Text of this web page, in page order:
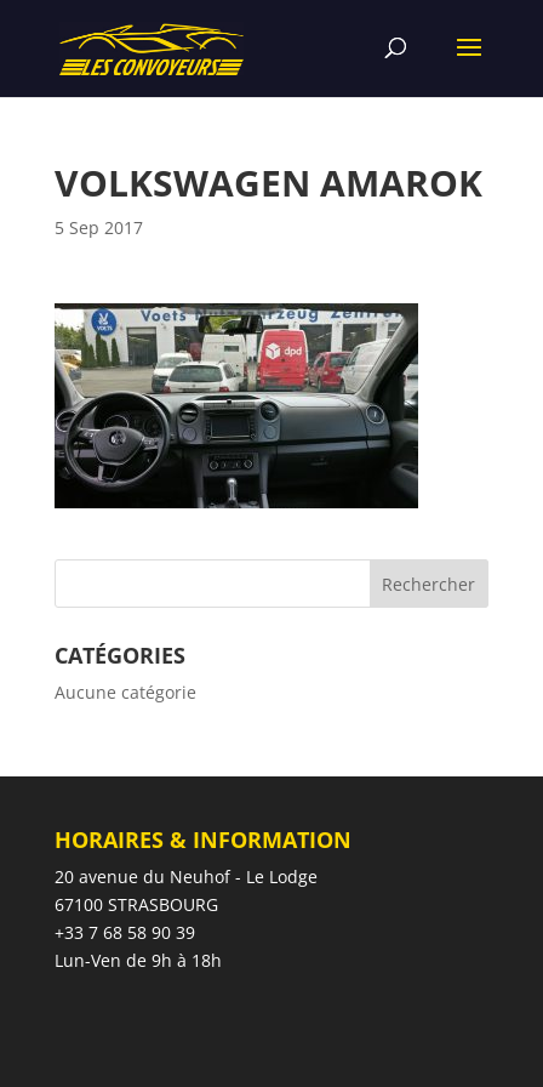
VOLKSWAGEN AMAROK
5 Sep 2017
CATÉGORIES
Aucune catégorie
HORAIRES & INFORMATION
20 avenue du Neuhof - Le Lodge
67100 STRASBOURG
+33 7 68 58 90 39
Lun-Ven de 9h à 18h